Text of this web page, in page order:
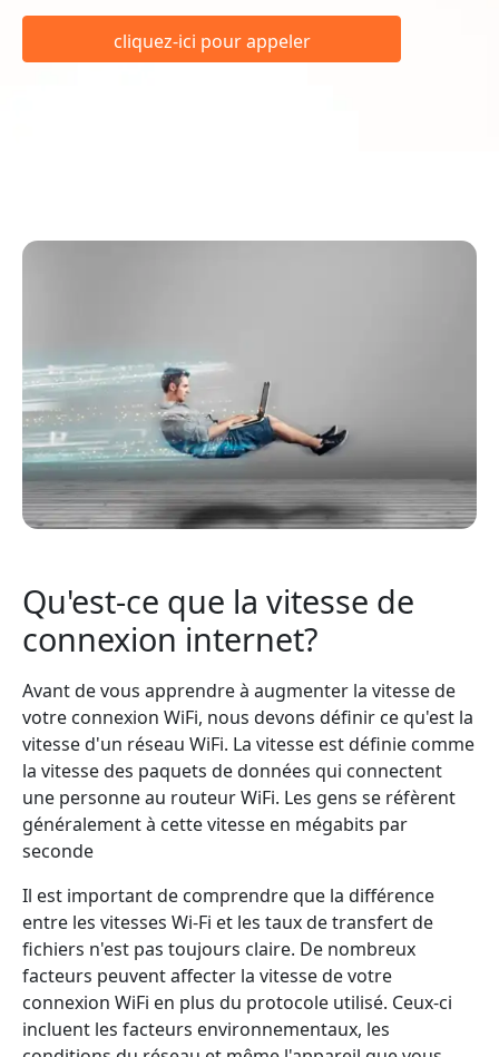
cliquez-ici pour appeler
Qu'est-ce que la vitesse de
connexion internet?
Avant de vous apprendre à augmenter la vitesse de
votre connexion WiFi, nous devons définir ce qu'est la
vitesse d'un réseau WiFi. La vitesse est définie comme
la vitesse des paquets de données qui connectent
une personne au routeur WiFi. Les gens se réfèrent
généralement à cette vitesse en mégabits par
seconde
Il est important de comprendre que la différence
entre les vitesses Wi-Fi et les taux de transfert de
fichiers n'est pas toujours claire. De nombreux
facteurs peuvent affecter la vitesse de votre
connexion WiFi en plus du protocole utilisé. Ceux-ci
incluent les facteurs environnementaux, les